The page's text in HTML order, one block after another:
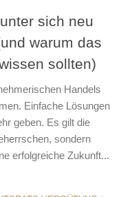
sich neu
warum das
sollten)
Handels
Einfache Lösungen
geben. Es gilt die
sondern
erfolgreiche Zukunft...